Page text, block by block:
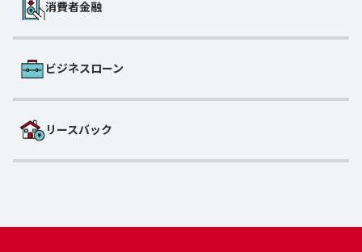
消費者金融
ビジネスローン
リースバック